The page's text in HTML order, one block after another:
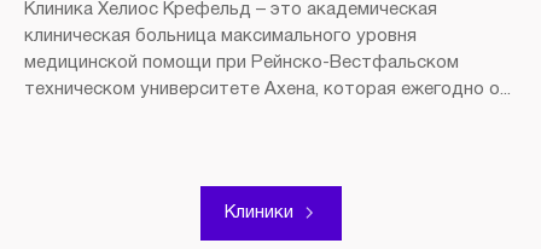
Клиника Хелиос Крефельд – это академическая
клиническая больница максимального уровня
медицинской помощи при Рейнско-Вестфальском
техническом университете Ахена, которая ежегодно о...
Клиники